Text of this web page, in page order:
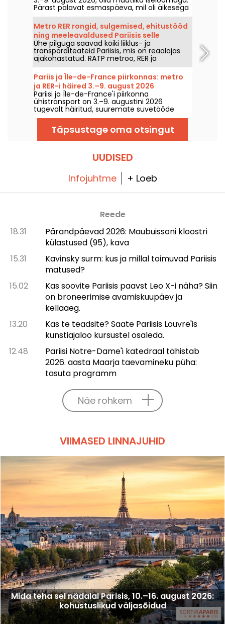
Pärast palavat esmaspäeva, mil oli äikesega
oht, langevad temperatuurid järk‑järgult
tagasi, enne kui nädalavahetusel naaseb
soojem ja päikeseline ilm.
Metro RER rongid, sulgemised, ehitustööd
ning meeleavaldused Pariisis selle
Laupäev, 8. august 2026 hool.
Ühe pilguga saavad kõiki liiklus- ja
transporditeateid Pariisis, mis on reaalajas
ajakohastatud. RATP metroo, RER ja
Transilien, tööde teostamine, liikluskorraldus,
suured sündmused ja demonstratsioonid –
pakume teile kogu praktilise teabe, mida
enne linnast välja astumist Pariisis teada
soovite Laupäev, 8. august 2026.
Pariis ja Île-de-France piirkonnas: metro
ja RER-i häired 3.–9. august 2026
Pariisi ja Île-de-France'i piirkonna
ühistransport on 3.–9. augustini 2026
tugevalt häiritud, suuremate suvetööde
tõttu, mis mõjutavad väga tugevalt teatud
liine, teatasid RATP ja SNCF.
Täpsustage oma otsingut
UUDISED
Infojuhtme + Loeb
Reede
18.31
Pärandpäevad 2026: Maubuissoni kloostri
külastused (95), kava
15.31
Kavinsky surm: kus ja millal toimuvad Pariisis
matused?
15.02
Kas soovite Pariisis paavst Leo X-i näha? Siin
on broneerimise avamiskuupäev ja
kellaaeg.
13.20
Kas te teadsite? Saate Pariisis Louvre'is
kunstiajaloo kursustel osaleda.
12.48
Pariisi Notre-Dame'i katedraal tähistab
2026. aasta Maarja taevamineku püha:
tasuta programm
Näe rohkem
VIIMASED LINNAJUHID
Mida teha sel nädalal Parisis, 10.–16. august 2026:
kohustuslikud väljasõidud